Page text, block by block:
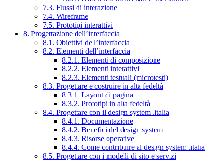
7.3. Flussi di interazione
7.4. Wireframe
7.5. Prototipi interattivi
8. Progettazione dell’interfaccia
8.1. Obiettivi dell’interfaccia
8.2. Elementi dell’interfaccia
8.2.1. Elementi di composizione
8.2.2. Elementi interattivi
8.2.3. Elementi testuali (microtesti)
8.3. Progettare e costruire in alta fedeltà
8.3.1. Layout di pagina
8.3.2. Prototipi in alta fedeltà
8.4. Progettare con il design system .italia
8.4.1. Documentazione
8.4.2. Benefici del design system
8.4.3. Risorse operative
8.4.4. Come contribuire al design system .italia
8.5. Progettare con i modelli di sito e servizi